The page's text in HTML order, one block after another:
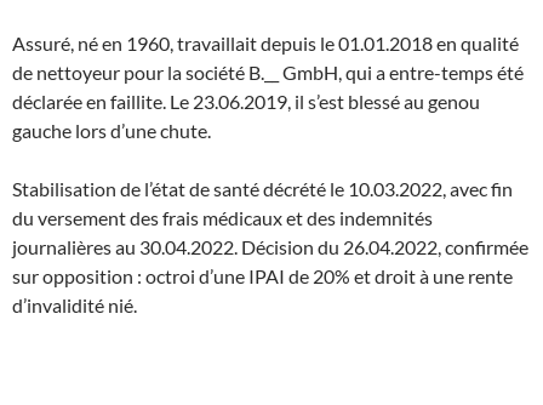
Assuré, né en 1960, travaillait depuis le 01.01.2018 en qualité
de nettoyeur pour la société B.__ GmbH, qui a entre-temps été
déclarée en faillite. Le 23.06.2019, il s’est blessé au genou
gauche lors d’une chute.
Stabilisation de l’état de santé décrété le 10.03.2022, avec fin
du versement des frais médicaux et des indemnités
journalières au 30.04.2022. Décision du 26.04.2022, confirmée
sur opposition : octroi d’une IPAI de 20% et droit à une rente
d’invalidité nié.